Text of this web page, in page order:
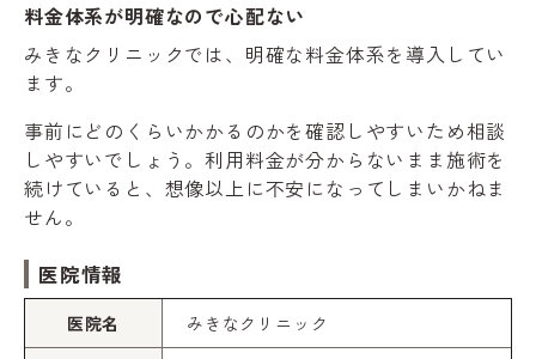
料金体系が明確なので心配ない
みきなクリニックでは、明確な料金体系を導入してい
ます。
事前にどのくらいかかるのかを確認しやすいため相談
しやすいでしょう。利用料金が分からないまま施術を
続けていると、想像以上に不安になってしまいかねま
せん。
医院情報
医院名 みきなクリニック